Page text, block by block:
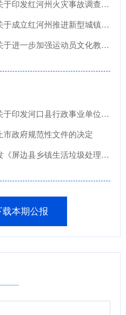
红河州人民政府办公室关于印发红河州火灾事故调查处理办法的通知
红河州人民政府办公室关于成立红河州推进新型城镇化工作领导小组的通知
红河州人民政府办公室关于进一步加强运动员文化教育和运动员保障工作的实施意见（试行）
河口县人民政府办公室关于印发河口县行政事业单位国有资产管理办法的通知
政府规范性文件的决定
屏边县人民政府关于印发《屏边县乡镇生活垃圾处理收费办法》的通知
载本期公报